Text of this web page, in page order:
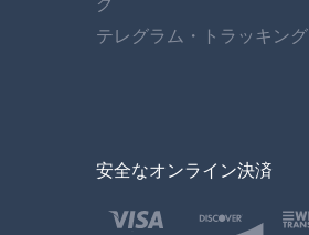
テレグラム・トラッキング
安全なオンライン決済